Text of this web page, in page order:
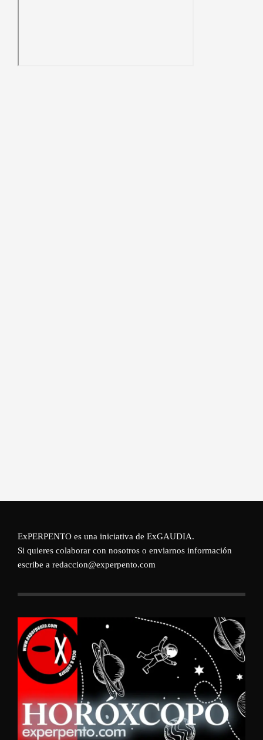
ExPERPENTO es una iniciativa de ExGAUDIA.
Si quieres colaborar con nosotros o enviarnos información
escribe a redaccion@experpento.com